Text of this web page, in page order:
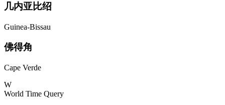
几内亚比绍
Guinea-Bissau
佛得角
Cape Verde
W
World Time Query